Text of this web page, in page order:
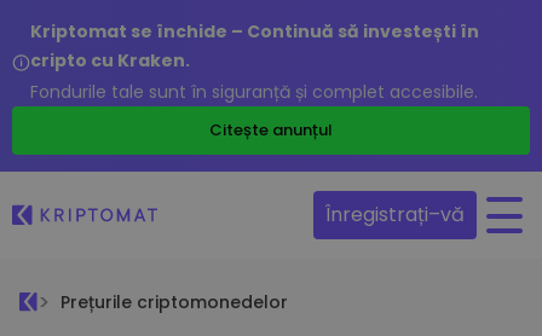
Kriptomat se închide – Continuă să investești în
cripto cu Kraken.
Fondurile tale sunt în siguranță și complet accesibile.
Citește anunțul
Înregistrați–vă
Prețurile criptomonedelor